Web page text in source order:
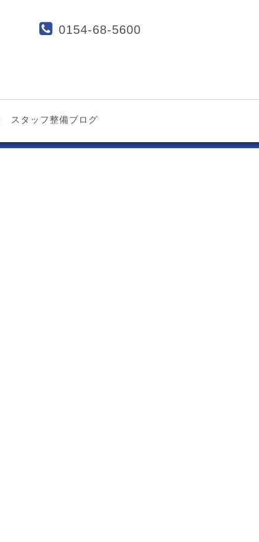
0154-68-5600
スタッフ整備ブログ